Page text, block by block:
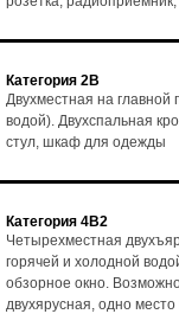
Категория 2В
Двухместная на главной
водой). Двухспальная
стул, шкаф для одежды
Категория 4В2
Четырехместная
горячей и холодной
обзорное окно.
двухярусная, одно место